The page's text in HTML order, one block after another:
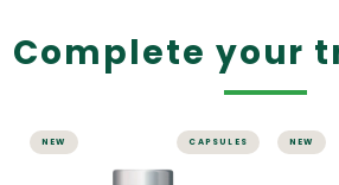
Complete your
NEW CAPSULES
MICRONUTRITION
NEW